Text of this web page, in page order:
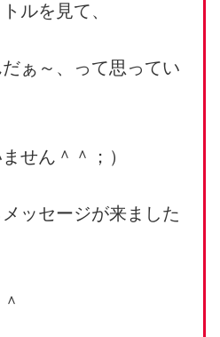
ルを見て、
ぁ～、って思ってい
せん＾＾；）
ッセージが来ました